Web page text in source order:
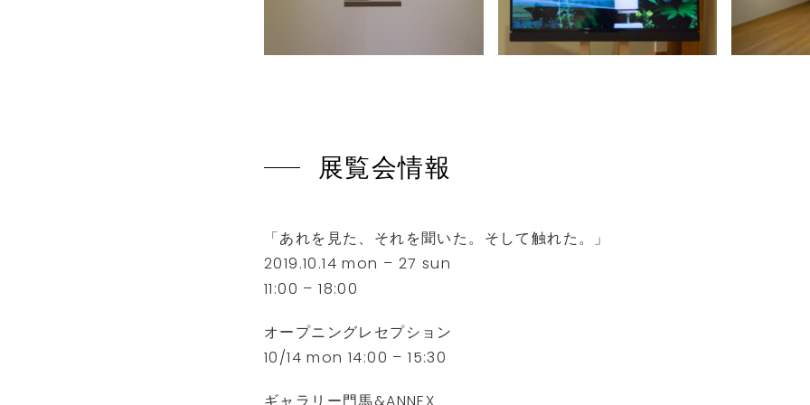
展覧会情報
「あれを見た、それを聞いた。そして触れた。」
2019.10.14 mon – 27 sun
11:00 – 18:00
オープニングレセプション
10/14 mon 14:00 – 15:30